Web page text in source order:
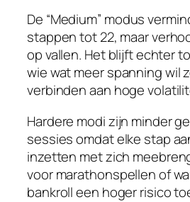
De “Medium” modus
stappen tot 22, maar
op vallen. Het blijft echter
wie wat meer spanning wil
verbinden aan hoge
Hardere modi zijn minder
sessies omdat elke stap
inzetten met zich
voor marathonspellen of
bankroll een hoger risico